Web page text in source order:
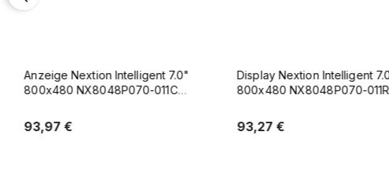
Anzeige Nextion Intelligent 7.0"
800x480 NX8048P070-011C
93,97 €
Display Nextion Intelligent 7.0"
800x480 NX8048P070-011R-Y
93,27 €